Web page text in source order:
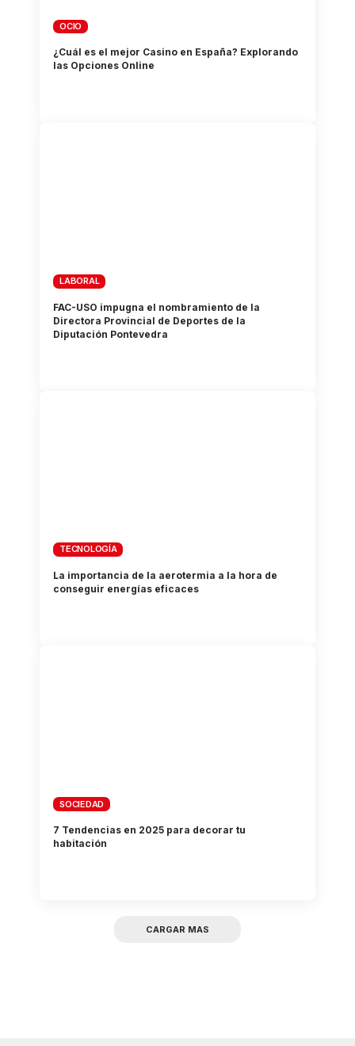
OCIO
¿Cuál es el mejor Casino en España? Explorando
las Opciones Online
LABORAL
FAC-USO impugna el nombramiento de la
Directora Provincial de Deportes de la
Diputación Pontevedra
TECNOLOGÍA
La importancia de la aerotermia a la hora de
conseguir energías eficaces
SOCIEDAD
7 Tendencias en 2025 para decorar tu
habitación
CARGAR MAS